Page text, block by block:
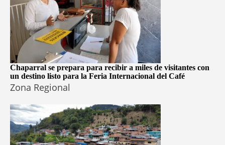
Chaparral se prepara para recibir a miles de visitantes con
un destino listo para la Feria Internacional del Café
Zona Regional